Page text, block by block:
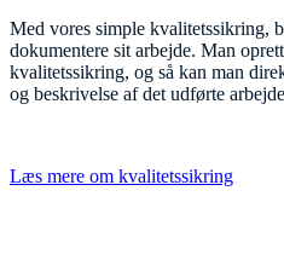
Med vores simple kvalitetssikring,
dokumentere sit arbejde. Man
kvalitetssikring, og så kan man
og beskrivelse af det udførte
Læs mere om kvalitetssikring